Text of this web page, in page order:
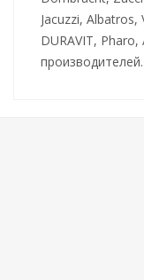
Jacuzzi, Albatros,
DURAVIT,
производителей.